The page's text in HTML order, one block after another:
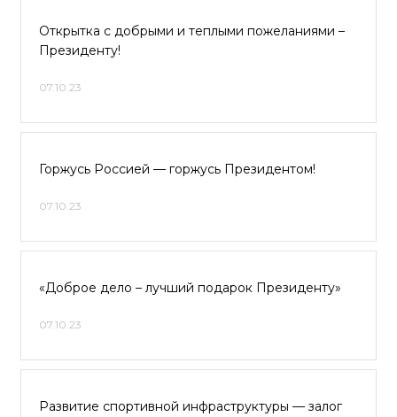
Открытка с добрыми и теплыми пожеланиями –
Президенту!
07.10.23
Горжусь Россией — горжусь Президентом!
07.10.23
«Доброе дело – лучший подарок Президенту»
07.10.23
Развитие спортивной инфраструктуры — залог